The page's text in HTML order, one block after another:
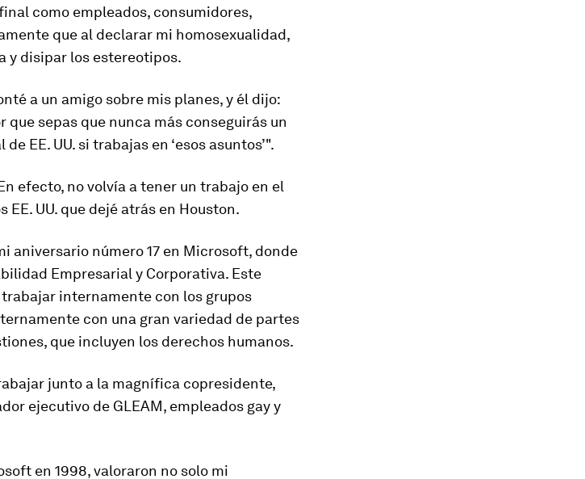
como empleados, consumidores,
que al declarar mi homosexualidad,
y disipar los estereotipos.
a un amigo sobre mis planes, y él dijo:
que sepas que nunca más conseguirás un
EE. UU. si trabajas en ‘esos asuntos’".
efecto, no volvía a tener un trabajo en el
UU. que dejé atrás en Houston.
aniversario número 17 en Microsoft, donde
Empresarial y Corporativa. Este
internamente con los grupos
con una gran variedad de partes
que incluyen los derechos humanos.
junto a la magnífica copresidente,
ejecutivo de GLEAM, empleados gay y
en 1998, valoraron no solo mi